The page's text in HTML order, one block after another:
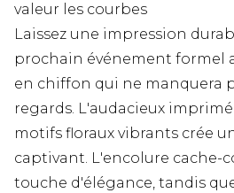
valeur les courbes
Laissez une impression
prochain événement formel
en chiffon qui ne manquera
regards. L'audacieux
motifs floraux vibrants crée
captivant. L'encolure cache-
touche d'élégance, tandis